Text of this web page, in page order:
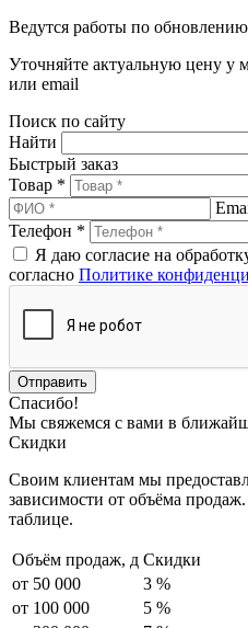
Ведутся работы по
Уточняйте актуальную цену у
или email
Поиск по сайту
Найти
Быстрый заказ
Товар *
Телефон *
Я даю согласие на
согласно Политике
Спасибо!
Мы свяжемся с вами в
Скидки
Своим клиентам мы
зависимости от объёма
таблице.
Объём продаж, д Скидки
от 50 000
3 %
от 100 000
5 %